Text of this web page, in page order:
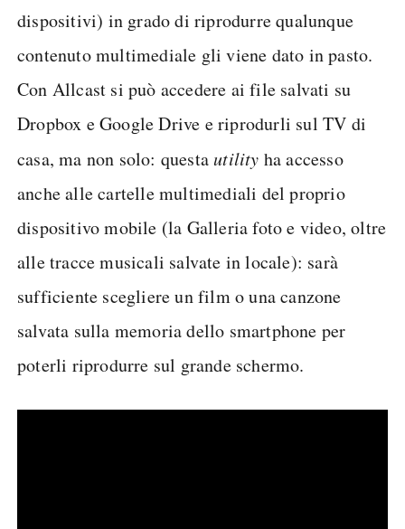
dispositivi) in grado di riprodurre qualunque
contenuto multimediale gli viene dato in pasto.
Con Allcast si può accedere ai file salvati su
Dropbox e Google Drive e riprodurli sul TV di
casa, ma non solo: questautility ha accesso
anche alle cartelle multimediali del proprio
dispositivo mobile (la Galleria foto e video, oltre
alle tracce musicali salvate in locale): sarà
sufficiente scegliere un film o una canzone
salvata sulla memoria dello smartphone per
poterli riprodurre sul grande schermo.